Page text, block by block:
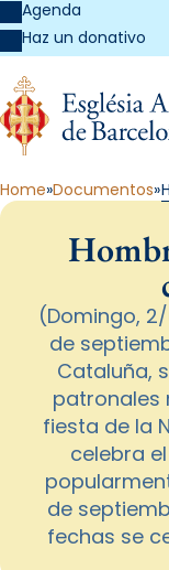
Agenda
Haz un donativo
Home Documentos
(Domingo,
de
Cataluña,
patronales
fiesta de la
celebra
de
fechas se